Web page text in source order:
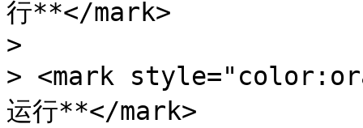
行**</mark>
>
> <mark
运行**</mark>